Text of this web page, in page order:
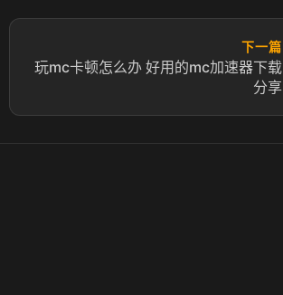
下一篇
玩mc卡顿怎么办 好用的mc加速器下载
分享